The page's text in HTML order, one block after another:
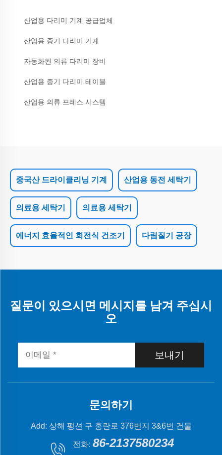
산업용 다리미 기계 공급업체
산업용 증기 다리미 기계
자동화된 의류 다리미 장비
산업용 증기 다리미 테이블
산업용 의류 프레스 시스템
중국산 드라이클리닝 기계 산업용 동전 세탁기
의료용 세탁기 의료용 세탁기
에너지 효율적인 회전식 건조기 다림질기 공장
질문이 있으시면 메시지를 남겨 주십시
오
보내기
문의하기
Add: 상해 펑션 구 홍란로 376번지 3&6번 건물
전화: 86-2137580234